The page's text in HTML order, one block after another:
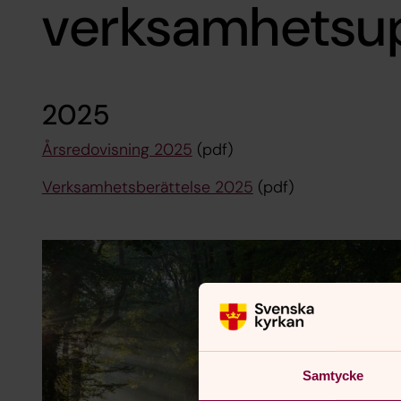
Samtycke
2025
Årsredovisning 2025 (pdf)
Verksamhetsberättelse 2025 (pdf)